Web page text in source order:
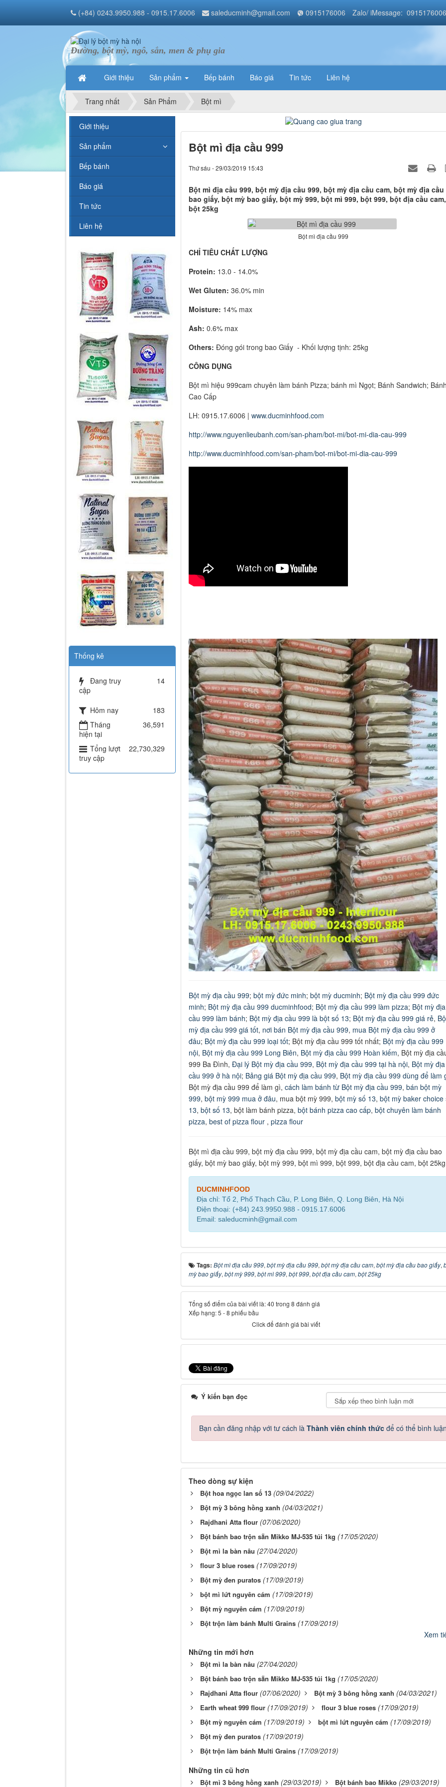
Đường, bột mỳ, ngô, sắn, men & phụ gia
Giới thiệu Sản phẩm Bếp bánh Báo giá Tin tức Liên hệ
(+84) 0243.9950.988 - 0915.17.6006 saleducminh@gmail.com 0915176006 Zalo/ iMessage: 0915176006
Trang nhất Sản Phẩm Bột mì
Bột mì địa cầu 999
Thứ sáu - 29/03/2019 15:43
Bột mì địa cầu 999, bột mỳ địa cầu 999, bột mỳ địa cầu cam, bột mỳ địa cầu
bao giấy, bột mỳ bao giấy, bột mỳ 999, bột mì 999, bột 999, bột địa cầu cam,
bột 25kg
Bột mì địa cầu 999
CHỈ TIÊU CHẤT LƯỢNG
Protein: 13.0 - 14.0%
Wet Gluten: 36.0% min
Moisture: 14% max
Ash: 0.6% max
Others: Đóng gói trong bao Giấy - Khối lượng tịnh: 25kg
CÔNG DỤNG
Bột mì hiệu 999cam chuyên làm bánh Pizza; bánh mì Ngọt; Bánh Sandwich;
Cao Cấp
LH: 0915.17.6006 | www.ducminhfood.com
http://www.nguyenlieubanh.com/san-pham/bot-mi/bot-mi-dia-cau-999
http://www.ducminhfood.com/san-pham/bot-mi/bot-mi-dia-cau-999
Bột mỳ địa cầu 999; bột mỳ đức minh; bột mỳ ducminh; Bột mỳ địa cầu 999 đức
minh; Bột mỳ địa cầu 999 ducminhfood; Bột mỳ địa cầu 999 làm pizza; Bột mỳ địa
cầu 999 làm bánh; Bột mỳ địa cầu 999 là bột số 13; Bột mỳ địa cầu 999 giá rẻ,
mỳ địa cầu 999 giá tốt, nơi bán Bột mỳ địa cầu 999, mua Bột mỳ địa cầu 999 ở
đâu; Bột mỳ địa cầu 999 loại tốt; Bột mỳ địa cầu 999 tốt nhất; Bột mỳ địa cầu 999
nội, Bột mỳ địa cầu 999 Long Biên, Bột mỳ địa cầu 999 Hoàn kiếm, Bột mỳ địa
999 Ba Đình, Đại lý Bột mỳ địa cầu 999, Bột mỳ địa cầu 999 tại hà nội, Bột mỳ địa
cầu 999 ở hà nội; Bảng giá Bột mỳ địa cầu 999, Bột mỳ địa cầu 999 dùng để làm
Bột mỳ địa cầu 999 để làm gì, cách làm bánh từ Bột mỳ địa cầu 999, bán bột mỳ
999, bột mỳ 999 mua ở đâu, mua bột mỳ 999, bột mỳ số 13, bột mỳ baker choice
13, bột số 13, bột làm bánh pizza, bột bánh pizza cao cấp, bột chuyên làm bánh
pizza, best of pizza flour, pizza flour
Bột mì địa cầu 999, bột mỳ địa cầu 999, bột mỳ địa cầu cam, bột mỳ địa cầu bao
giấy, bột mỳ bao giấy, bột mỳ 999, bột mì 999, bột 999, bột địa cầu cam, bột 25kg
DUCMINHFOOD
Địa chỉ: Tổ 2, Phố Thạch Cầu, P. Long Biên, Q. Long Biên, Hà Nội
Điện thoại: (+84) 243.9950.988 - 0915.17.6006
Email: saleducminh@gmail.com
Tags: Bột mì địa cầu 999, bột mỳ địa cầu 999, bột mỳ địa cầu cam, bột mỳ địa cầu bao giấy,
mỳ bao giấy, bột mỳ 999, bột mì 999, bột 999, bột địa cầu cam, bột 25kg
Tổng số điểm của bài viết là: 40 trong 8 đánh giá
Xếp hạng:5 -8 phiếu bầu
Click để đánh giá bài viết
Ý kiến bạn đọc
Bạn cần đăng nhập với tư cách là Thành viên chính thứcđể có thể bình
Theo dòng sự kiện
Bột hoa ngọc lan số 13 (09/04/2022)
Bột mỳ 3 bông hồng xanh (04/03/2021)
Rajdhani Atta flour (07/06/2020)
Bột bánh bao trộn sẵn Mikko MJ-535 túi 1kg (17/05/2020)
Bột mì la bàn nâu (27/04/2020)
flour 3 blue roses (17/09/2019)
Bột mỳ đen puratos (17/09/2019)
bột mì lứt nguyên cám (17/09/2019)
Bột mỳ nguyên cám (17/09/2019)
Bột trộn làm bánh Multi Grains (17/09/2019)
Xem
Những tin mới hơn
Bột mì la bàn nâu (27/04/2020)
Bột bánh bao trộn sẵn Mikko MJ-535 túi 1kg (17/05/2020)
Rajdhani Atta flour (07/06/2020) Bột mỳ 3 bông hồng xanh (04/03/2021)
Earth wheat 999 flour (17/09/2019) flour 3 blue roses (17/09/2019)
Bột mỳ nguyên cám (17/09/2019) bột mì lứt nguyên cám (17/09/2019)
Bột mỳ đen puratos (17/09/2019)
Bột trộn làm bánh Multi Grains (17/09/2019)
Những tin cũ hơn
Bột mì 3 bông hồng xanh (29/03/2019) Bột bánh bao Mikko (29/03/2019)
Giới thiệu
Sản phẩm
Bếp bánh
Báo giá
Tin tức
Liên hệ
Thống kê
Đang truy
cập
14
Hôm nay
183
Tháng
hiện tại
36,591
Tổng lượt
truy cập
22,730,329